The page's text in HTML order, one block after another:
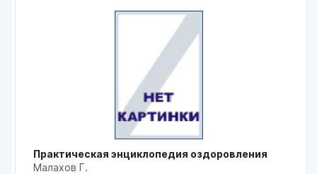
Практическая энциклопедия оздоровления
Малахов Г.